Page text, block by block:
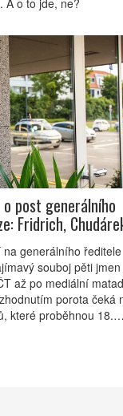
A o to jde, ne?
post generálního
Fridrich,
generálního ředitele
souboj pěti
až po mediální
porota čeká
které proběhnou 18.